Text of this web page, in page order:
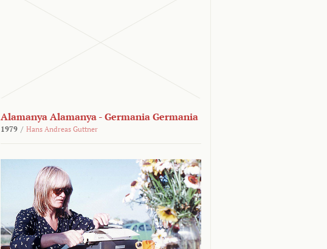
Alamanya Alamanya - Germania Germania
1979 / Hans Andreas Guttner